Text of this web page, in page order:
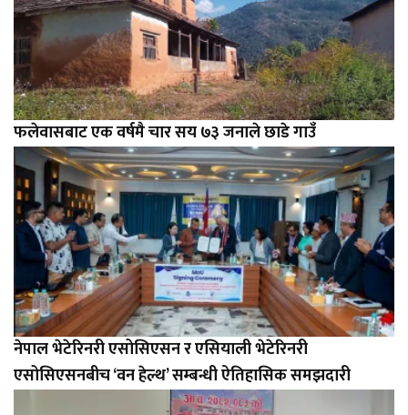
फलेवासबाट एक वर्षमै चार सय ७३ जनाले छाडे गाउँ
नेपाल भेटेरिनरी एसोसिएसन र एसियाली भेटेरिनरी
एसोसिएसनबीच ‘वन हेल्थ’ सम्बन्धी ऐतिहासिक समझदारी